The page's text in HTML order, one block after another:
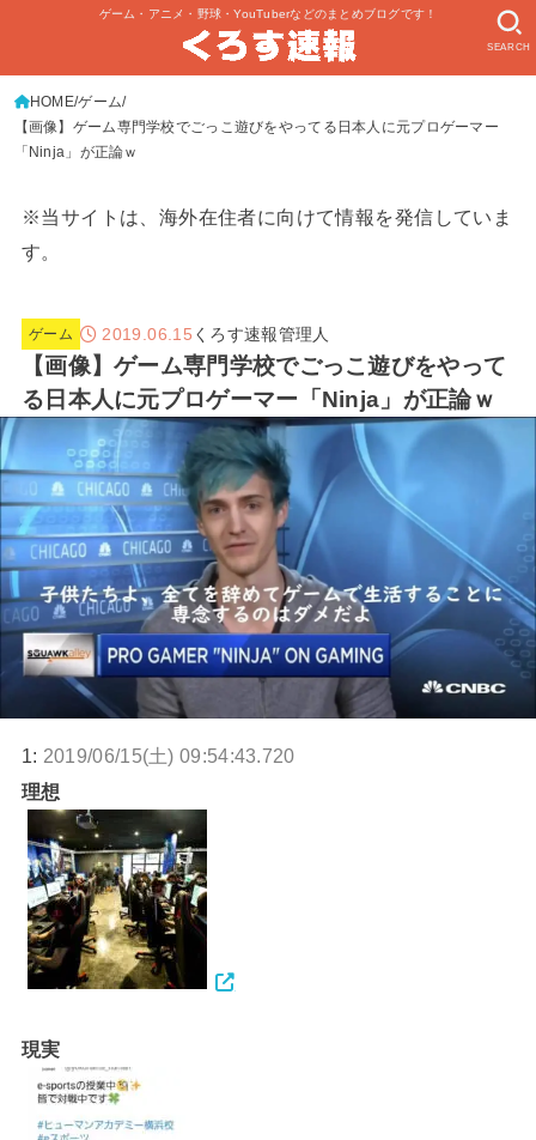
ゲーム・アニメ・野球・YouTuberなどのまとめブログです！
SEARCH
HOME ゲーム
【画像】ゲーム専門学校でごっこ遊びをやってる日本人に元プロゲーマー
「Ninja」が正論ｗ
※当サイトは、海外在住者に向けて情報を発信していま
す。
ゲーム 2019.06.15 くろす速報管理人
【画像】ゲーム専門学校でごっこ遊びをやって
る日本人に元プロゲーマー「Ninja」が正論ｗ
1: 2019/06/15(土) 09:54:43.720
理想
現実